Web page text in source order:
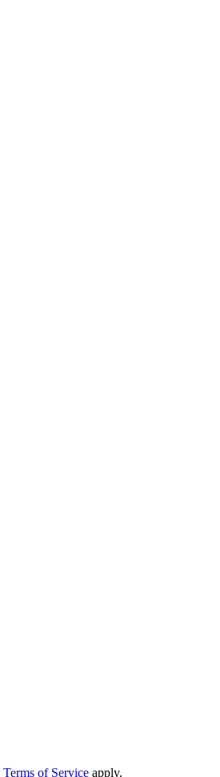
Terms of Service apply.